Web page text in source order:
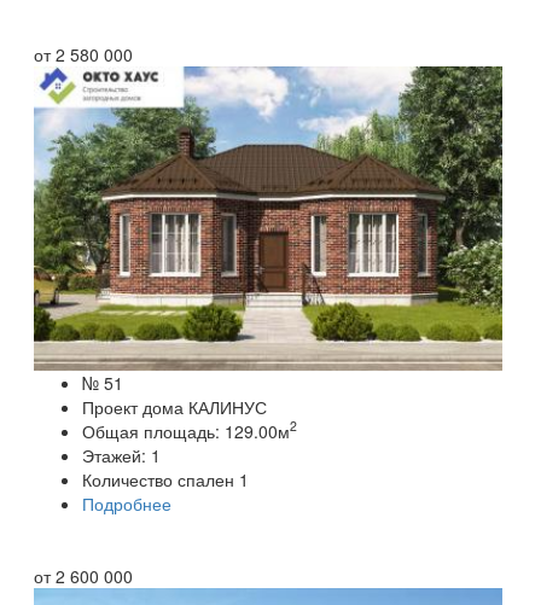
от2 580 000
№ 51
Проект дома КАЛИНУС
Общая площадь: 129.00м2
Этажей: 1
Количество спален 1
Подробнее
от2 600 000